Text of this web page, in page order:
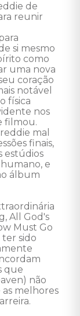
de
reunir
si mesmo
como
uma nova
coração
notável
física
nos
filmou.
mal
finais,
estúdios
e
álbum
All God's
Must Go
sido
que
não
as melhores